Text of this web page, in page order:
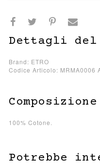
Dettagli del
Brand: ETRO
Codice Articolo: MRMA0006
Composizione
100% Cotone.
Potrebbe